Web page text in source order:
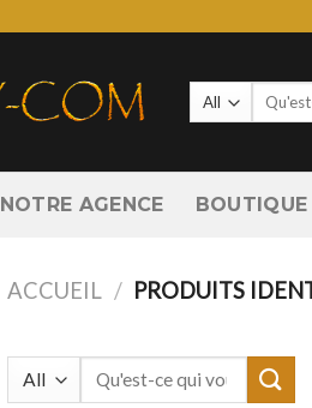
pour :
NOTRE AGENCE BOUTIQUE
ACCUEIL / PRODUITS
Recherche
pour :